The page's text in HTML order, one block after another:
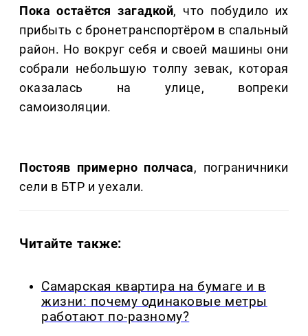
Пока остаётся загадкой, что побудило их
прибыть с бронетранспортёром в спальный
район. Но вокруг себя и своей машины они
собрали небольшую толпу зевак, которая
оказалась на улице, вопреки
самоизоляции.
Постояв примерно полчаса, пограничники
сели в БТР и уехали.
Читайте также:
Самарская квартира на бумаге и в
жизни: почему одинаковые метры
работают по-разному?